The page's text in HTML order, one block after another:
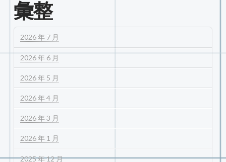
彙整
2026 年 7 月
2026 年 6 月
2026 年 5 月
2026 年 4 月
2026 年 3 月
2026 年 1 月
2025 年 12 月